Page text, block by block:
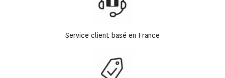
Service client basé en France